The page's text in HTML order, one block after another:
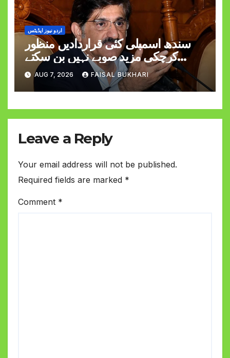
اردو نیوز اپڈیٹس
سندھ اسمبلی کئی قراردادیں منظور
کرچکی مزید صوبے نہیں بن سکتے
وزیراعلیٰ مراد علی شاہ
AUG 7, 2026 FAISAL BUKHARI
Leave a Reply
Your email address will not be published.
Required fields are marked *
Comment *